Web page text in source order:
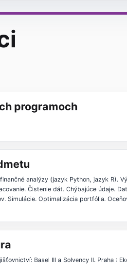
programoch
analýzy (jazyk Python, jazyk R).
Čistenie dát. Chýbajúce údaje.
Simulácie. Optimalizácia portfólia.
Basel III a Solvency II. Praha :